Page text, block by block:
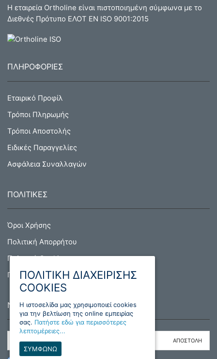
Η εταιρεία Ortholine είναι πιστοποιημένη σύμφωνα με το
Διεθνές Πρότυπο ΕΛΟΤ ΕΝ ISO 9001:2015
ΠΛΗΡΟΦΟΡΙΕΣ
Εταιρικό Προφίλ
Τρόποι Πληρωμής
Τρόποι Αποστολής
Ειδικές Παραγγελίες
Ασφάλεια Συναλλαγών
ΠΟΛΙΤΙΚΕΣ
Όροι Χρήσης
Πολιτική Απορρήτου
Πολιτική Cookies
Πολιτική Επιστροφών
NEWSLETTER
ΠΟΛΙΤΙΚΗ ΔΙΑΧΕΙΡΙΣΗΣ
COOKIES
H ιστοσελίδα μας χρησιμοποιεί cookies
για την βελτίωση της online εμπειρίας
σας. Πατήστε εδώ για περισσότερες
λεπτομέρειες...
ΣΥΜΦΩΝΩ